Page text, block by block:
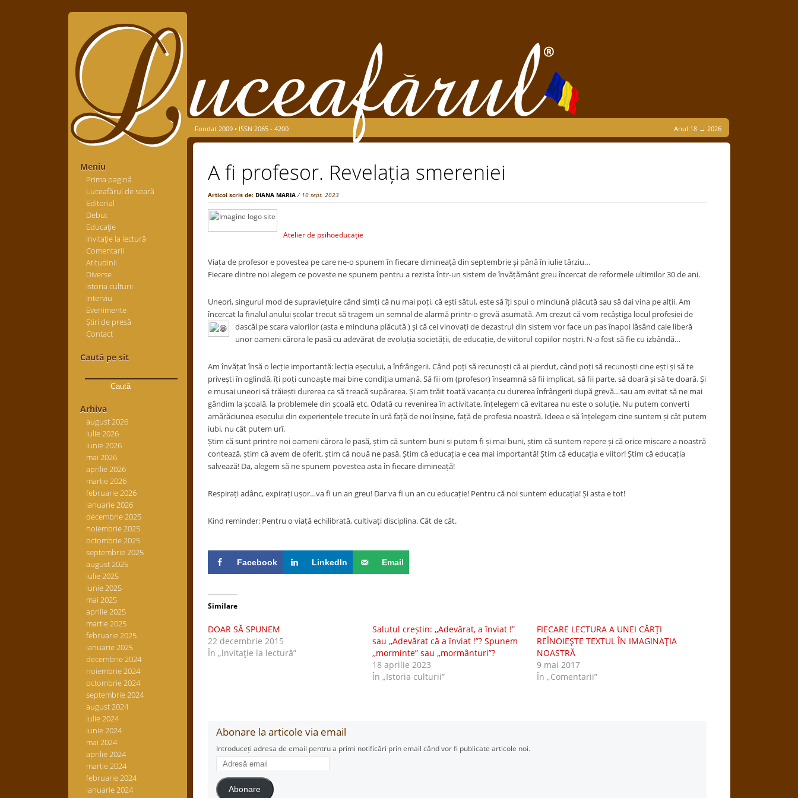
Meniu
Prima pagină
Luceafărul de seară
Editorial
Debut
Educaţie
Invitaţie la lectură
Comentarii
Atitudinii
Diverse
Istoria culturii
Interviu
Evenimente
Știri de presă
Contact
Caută pe sit
după:
Arhiva
august 2026
iulie 2026
iunie 2026
mai 2026
aprilie 2026
martie 2026
februarie 2026
ianuarie 2026
decembrie 2025
noiembrie 2025
octombrie 2025
septembrie 2025
august 2025
iulie 2025
iunie 2025
mai 2025
aprilie 2025
martie 2025
februarie 2025
ianuarie 2025
decembrie 2024
noiembrie 2024
octombrie 2024
septembrie 2024
august 2024
iulie 2024
iunie 2024
mai 2024
aprilie 2024
martie 2024
februarie 2024
ianuarie 2024
Fondat 2009 • ISSN 2065 - 4200 Anul 18 → 2026
A fi profesor. Revelația smereniei
Articol scris de: DIANA MARIA / 10 sept. 2023
Atelier de psihoeducație
Viața de profesor e povestea pe care ne-o spunem în fiecare dimineață din septembrie și până în iulie târziu…
Fiecare dintre noi alegem ce poveste ne spunem pentru a rezista într-un sistem de învățământ greu încercat de reformele ultimilor 30 de ani.
Uneori, singurul mod de supraviețuire când simți că nu mai poți, că ești sătul, este să îți spui o minciună plăcută sau să dai vina pe alții. Am
încercat la finalul anului școlar trecut să tragem un semnal de alarmă printr-o grevă asumată. Am crezut că vom recâștiga locul profesiei de
dascăl pe scara valorilor (asta e minciuna plăcută) și că cei vinovați de dezastrul din sistem vor face un pas înapoi lăsând cale liberă
unor oameni cărora le pasă cu adevărat de evoluția societății, de educație, de viitorul copiilor noștri. N-a fost să fie cu izbândă…
Am învățat însă o lecție importantă: lecția eșecului, a înfrângerii. Când poți să recunoști că ai pierdut, când poți să recunoști cine ești și să te
privești în oglindă, îți poți cunoaște mai bine condiția umană. Să fii om (profesor) înseamnă să fii implicat, să fii parte, să doară și să te doară. Și
e musai uneori să trăiești durerea ca să treacă supărarea. Și am trăit toată vacanța cu durerea înfrângerii după grevă…sau am evitat să ne mai
gândim la școală, la problemele din școală etc. Odată cu revenirea în activitate, înțelegem că evitarea nu este o soluție. Nu putem converti
amărăciunea eșecului din experiențele trecute în ură față de noi înșine, față de profesia noastră. Ideea e să înțelegem cine suntem și cât putem
iubi, nu cât putem urî.
Știm că sunt printre noi oameni cărora le pasă, știm că suntem buni și putem fi și mai buni, știm că suntem repere și că orice mișcare a noastră
contează, știm că avem de oferit, știm că nouă ne pasă. Știm că educația e cea mai importantă! Știm că educația e viitor! Știm că educația
salvează! Da, alegem să ne spunem povestea asta în fiecare dimineață!
Respirați adânc, expirați ușor…va fi un an greu! Dar va fi un an cu educație! Pentru că noi suntem educația! Și asta e tot!
Kind reminder: Pentru o viață echilibrată, cultivați disciplina. Cât de cât.
Facebook LinkedIn Email
Similare
DOAR SĂ SPUNEM
22 decembrie 2015
În „lnvitaţie la lectură”
Salutul creștin: ,,Adevărat, a înviat !”
sau ,,Adevărat că a înviat !”? Spunem
,,morminte” sau ,,mormânturi”?
18 aprilie 2023
În „Istoria culturii”
FIECARE LECTURA A UNEI CĂRŢI
REÎNOIEŞTE TEXTUL ÎN IMAGINAŢIA
NOASTRĂ
9 mai 2017
În „Comentarii”
Abonare la articole via email
Introduceți adresa de email pentru a primi notificări prin email când vor fi publicate articole noi.
Adresă
email
Abonare